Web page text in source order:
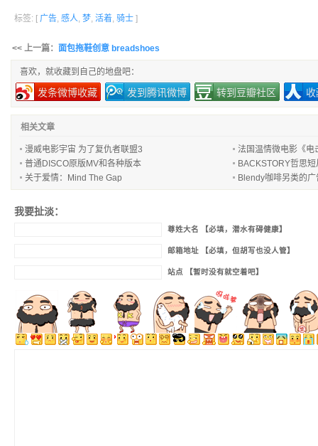
标签: [ 广告, 感人, 梦, 活着, 骑士 ]
<< 上一篇： 面包拖鞋创意 breadshoes
喜欢，就收藏到自己的地盘吧：
发条微博收藏 发到腾讯微博 转到豆瓣社区
相关文章
漫威电影宇宙 为了复仇者联盟3
法国温情微电影《
普通DISCO原版MV和各种版本
BACKSTORY哲思
关于爱情：Mind The Gap
Blendy咖啡另类的广
我要扯淡：
尊姓大名 【必填，潜水有碍健康】
邮箱地址 【必填，但胡写也没人管】
站点 【暂时没有就空着吧】